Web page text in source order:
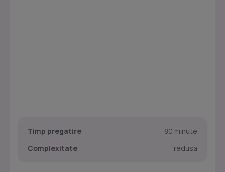
Timp pregatire
80 minute
Complexitate
redusa